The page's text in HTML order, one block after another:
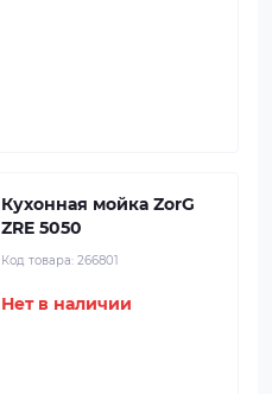
Кухонная мойка ZorG
ZRE 5050
Код товара: 266801
Нет в наличии